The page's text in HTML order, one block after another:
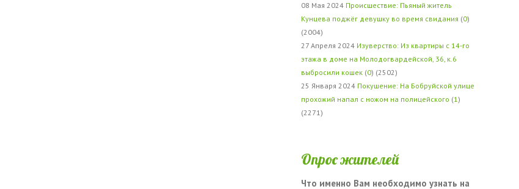
08 Мая 2024 Происшествие: Пьяный житель
Кунцева поджёг девушку во время свидания (0)
(2004)
27 Апреля 2024 Изуверство: Из квартиры с 14-го
этажа в доме на Молодогвардейской, 36, к.6
выбросили кошек (0) (2502)
25 Января 2024 Покушение: На Бобруйской улице
прохожий напал с ножом на полицейского (1)
(2271)
Опрос жителей
Что именно Вам необходимо узнать на